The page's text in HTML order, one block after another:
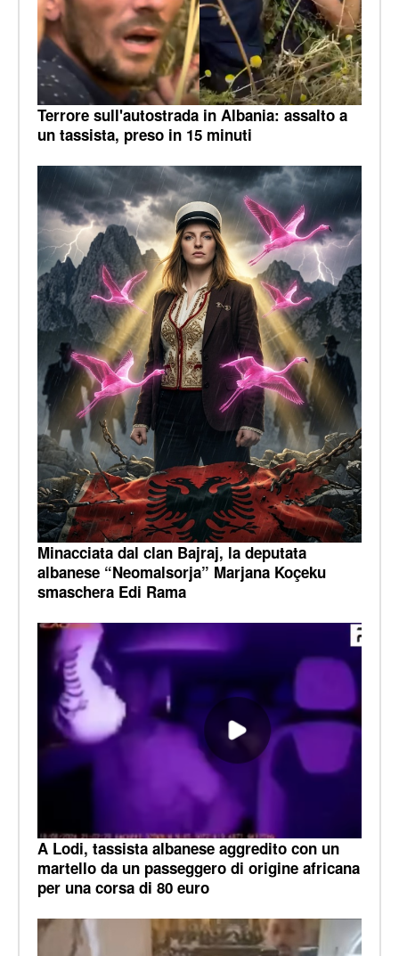
Terrore sull'autostrada in Albania: assalto a
un tassista, preso in 15 minuti
Minacciata dal clan Bajraj, la deputata
albanese “Neomalsorja” Marjana Koçeku
smaschera Edi Rama
A Lodi, tassista albanese aggredito con un
martello da un passeggero di origine africana
per una corsa di 80 euro